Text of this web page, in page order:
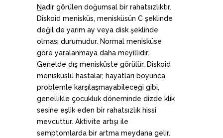
Nadir görülen doğumsal bir rahatsızlıktır.
Diskoid menisküs, menisküsün C şeklinde
değil de yarım ay veya disk şeklinde
olması durumudur. Normal menisküse
göre yaralanmaya daha meyillidir.
Genelde dış menisküste görülür. Diskoid
menisküslü hastalar, hayatları boyunca
problemle karşılaşmayabileceği gibi,
genellikle çocukluk döneminde dizde klik
sesine eşlik eden bir rahatsızlık hissi
mevcuttur. Aktivite artışı ile
semptomlarda bir artma meydana gelir.